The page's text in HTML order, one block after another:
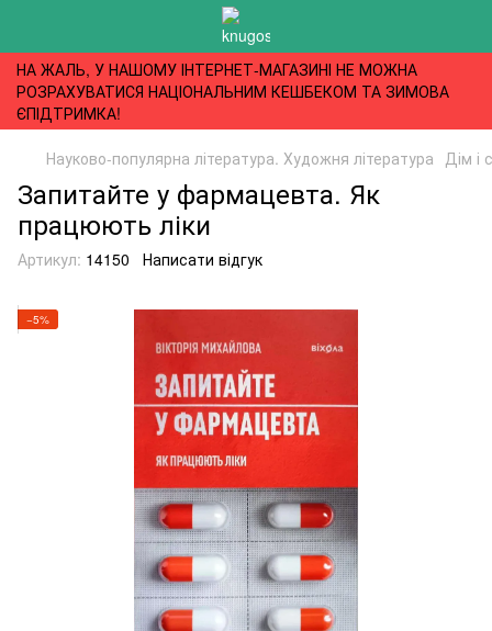
НА ЖАЛЬ, У НАШОМУ ІНТЕРНЕТ-МАГАЗИНІ НЕ МОЖНА
РОЗРАХУВАТИСЯ НАЦІОНАЛЬНИМ КЕШБЕКОМ ТА ЗИМОВА
ЄПІДТРИМКА!
Науково-популярна література. Художня література Дім і
Запитайте у фармацевта. Як
працюють ліки
Артикул: 14150 Написати відгук
−5%